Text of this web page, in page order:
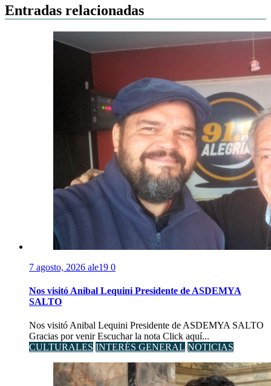
Entradas relacionadas
7 agosto, 2026 ale19 0
Nos visitó Anibal Lequini Presidente de ASDEMYA
SALTO
Nos visitó Anibal Lequini Presidente de ASDEMYA SALTO
Gracias por venir Escuchar la nota Click aquí...
CULTURALES INTERÉS GENERAL NOTICIAS